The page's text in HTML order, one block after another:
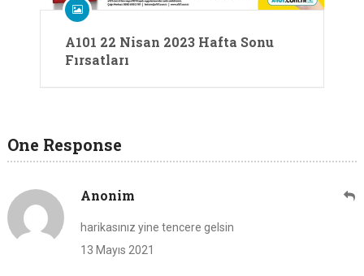
A101 22 Nisan 2023 Hafta Sonu
Fırsatları
One Response
Anonim
harikasınız yine tencere gelsin
13 Mayıs 2021